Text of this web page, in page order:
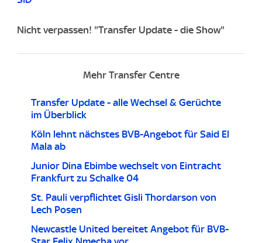
Nicht verpassen! "Transfer Update - die Show"
Mehr Transfer Centre
Transfer Update - alle Wechsel & Gerüchte
im Überblick
Köln lehnt nächstes BVB-Angebot für Said El
Mala ab
Junior Dina Ebimbe wechselt von Eintracht
Frankfurt zu Schalke 04
St. Pauli verpflichtet Gisli Thordarson von
Lech Posen
Newcastle United bereitet Angebot für BVB-